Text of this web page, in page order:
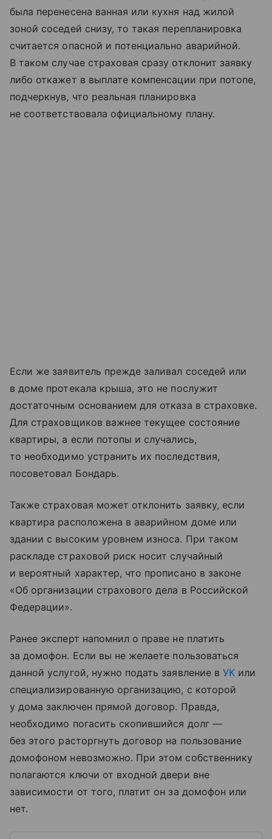
была перенесена ванная или кухня над жилой
зоной соседей снизу, то такая перепланировка
считается опасной и потенциально аварийной.
В таком случае страховая сразу отклонит заявку
либо откажет в выплате компенсации при потопе,
подчеркнув, что реальная планировка
не соответствовала официальному плану.
Если же заявитель прежде заливал соседей или
в доме протекала крыша, это не послужит
достаточным основанием для отказа в страховке.
Для страховщиков важнее текущее состояние
квартиры, а если потопы и случались,
то необходимо устранить их последствия,
посоветовал Бондарь.
Также страховая может отклонить заявку, если
квартира расположена в аварийном доме или
здании с высоким уровнем износа. При таком
раскладе страховой риск носит случайный
и вероятный характер, что прописано в законе
«Об организации страхового дела в Российской
Федерации».
Ранее эксперт напомнил о праве не платить
за домофон. Если вы не желаете пользоваться
данной услугой, нужно подать заявление в УК или
специализированную организацию, с которой
у дома заключен прямой договор. Правда,
необходимо погасить скопившийся долг —
без этого расторгнуть договор на пользование
домофоном невозможно. При этом собственнику
полагаются ключи от входной двери вне
зависимости от того, платит он за домофон или
нет.